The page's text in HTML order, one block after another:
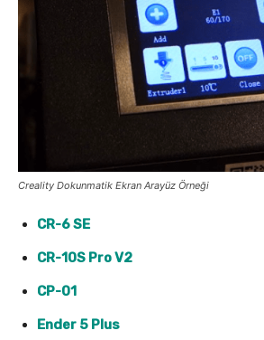
Creality Dokunmatik Ekran Arayüz Örneği
CR-6 SE
CR-10S Pro V2
CP-01
Ender 5 Plus